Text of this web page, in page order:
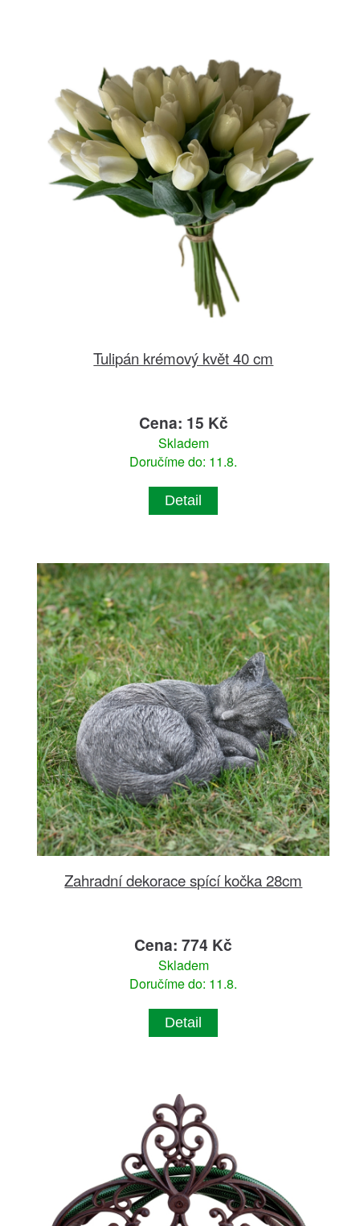
Tulipán krémový květ 40 cm
Cena: 15 Kč
Skladem
Doručíme do: 11.8.
Detail
Zahradní dekorace spící kočka 28cm
Cena: 774 Kč
Skladem
Doručíme do: 11.8.
Detail